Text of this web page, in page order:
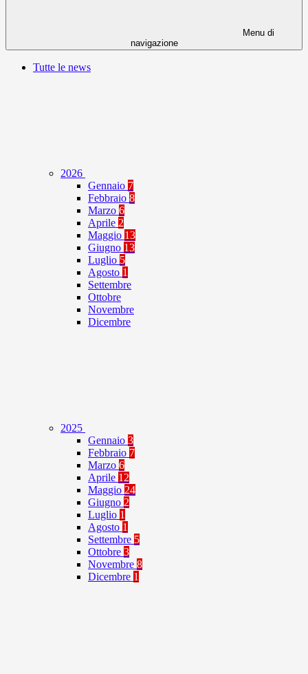
Menu di
navigazione
Tutte le news
2026
Gennaio 7
Febbraio 8
Marzo 6
Aprile 2
Maggio 13
Giugno 13
Luglio 5
Agosto 1
Settembre
Ottobre
Novembre
Dicembre
2025
Gennaio 3
Febbraio 7
Marzo 6
Aprile 12
Maggio 24
Giugno 2
Luglio 1
Agosto 1
Settembre 5
Ottobre 3
Novembre 8
Dicembre 1